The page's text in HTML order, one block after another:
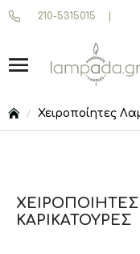
210-5315015
Χειροποίητες
ΚΑΡΙΚΑΤΟΎΡΕΣ